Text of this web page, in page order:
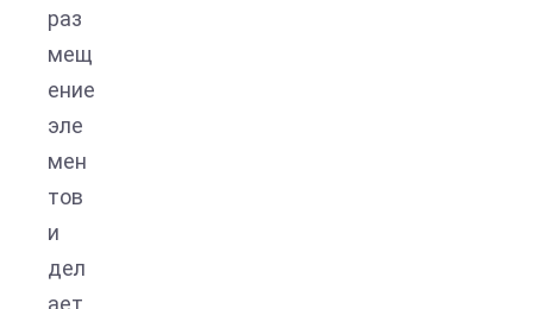
раз
мещ
ение
эле
мен
тов
и
дел